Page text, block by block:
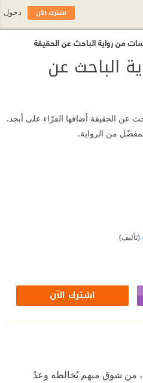
من رواية الباحث عن الحقيقة
الباحث عن
عن الحقيقة أضافها القرّاء على أبجد.
من الرواية.
(تأليف)
اشترك الآن
من شوق مبهم يُخالطه وعدٌ
اشترك الآن دخول